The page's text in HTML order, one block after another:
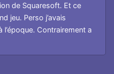
de Squaresoft. Et ce
jeu. Perso j’avais
l’époque. Contrairement a